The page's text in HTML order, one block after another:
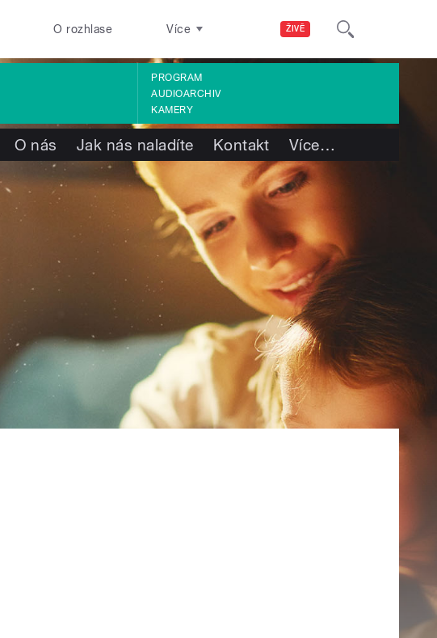
ŽIVĚ
O rozhlase Více
PROGRAM
AUDIOARCHIV
KAMERY
O nás Jak nás naladíte Kontakt Více…